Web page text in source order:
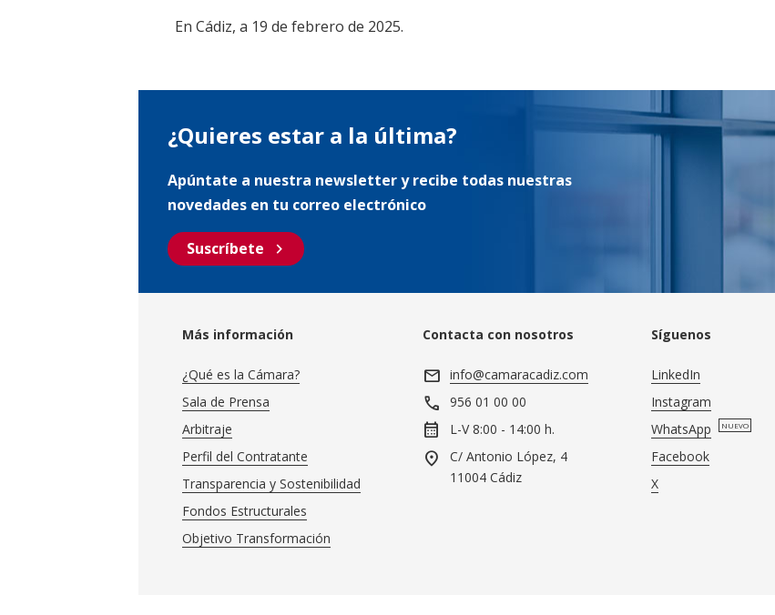
En Cádiz, a 19 de febrero de 2025.
¿Quieres estar a la última?
Apúntate a nuestra newsletter y recibe todas nuestras
novedades en tu correo electrónico
Suscríbete chevron_right
Más información
¿Qué es la Cámara?
Sala de Prensa
Arbitraje
Perfil del Contratante
Transparencia y Sostenibilidad
Fondos Estructurales
Objetivo Transformación
Contacta con nosotros
mail info@camaracadiz.com
call 956 01 00 00
calendar_month L-V 8:00 - 14:00 h.
location_on
C/ Antonio López, 4
11004 Cádiz
Síguenos
LinkedIn
Instagram
WhatsApp
NUEVO
Facebook
X